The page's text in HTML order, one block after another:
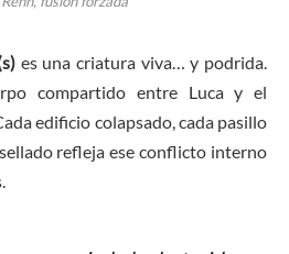
es una criatura viva… y podrida.
compartido entre Luca y el
edificio colapsado, cada pasillo
refleja ese conflicto interno